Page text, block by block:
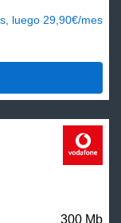
luego 29,90€/mes
300 Mb